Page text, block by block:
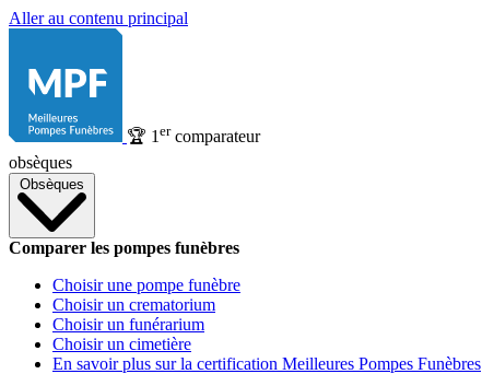
Aller au contenu principal
🏆 1 ercomparateur
obsèques
Obsèques
Comparer les pompes funèbres
Choisir une pompe funèbre
Choisir un crematorium
Choisir un funérarium
Choisir un cimetière
En savoir plus sur la certification Meilleures Pompes Funèbres